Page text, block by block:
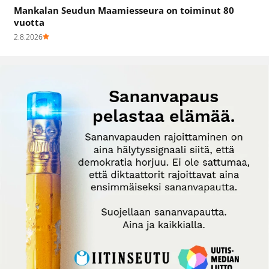
Mankalan Seudun Maamiesseura on toiminut 80
vuotta
2.8.2026